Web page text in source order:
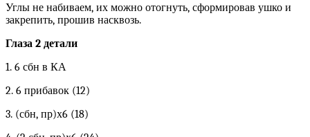
Углы не набиваем, их можно отогнуть, сформировав ушко и
закрепить, прошив насквозь.
Глаза 2 детали
1. 6 сбн в КА
2. 6 прибавок (12)
3. (сбн, пр)х6 (18)